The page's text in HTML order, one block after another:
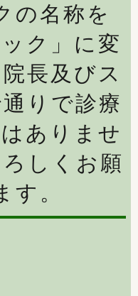
の名称を
ク」に変
長及びス
りで診療
ありませ
しくお願
す。